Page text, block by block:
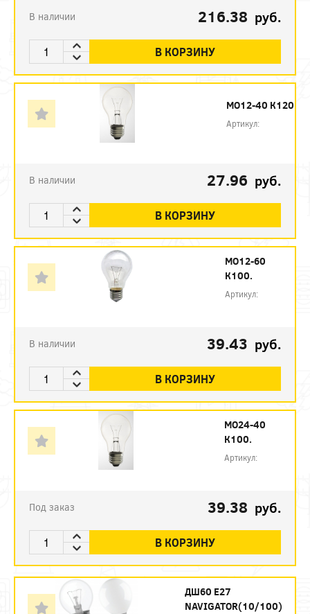
В наличии 216.38 руб.
В КОРЗИНУ
МО12-40 К120
Артикул:
В наличии 27.96 руб.
В КОРЗИНУ
МО12-60
К100.
Артикул:
В наличии 39.43 руб.
В КОРЗИНУ
МО24-40
К100.
Артикул:
Под заказ 39.38 руб.
В КОРЗИНУ
ДШ60 Е27
NAVIGATOR(10/100)